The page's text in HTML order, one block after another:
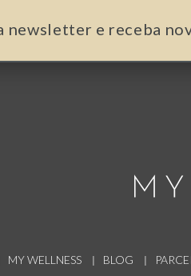
newsletter e receba
MY WELLNESS BLOG